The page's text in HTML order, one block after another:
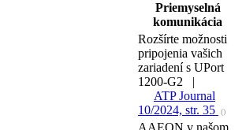
Priemyselná
komunikácia
Rozšírte možnosti
pripojenia vašich
zariadení s UPort
1200-G2 |
ATP Journal
10/2024, str. 35
()